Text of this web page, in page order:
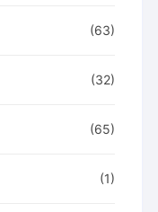
(63)
(32)
(65)
(1)